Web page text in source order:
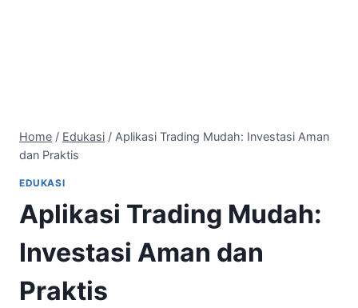
Home / Edukasi / Aplikasi Trading Mudah: Investasi Aman
dan Praktis
EDUKASI
Aplikasi Trading Mudah:
Investasi Aman dan
Praktis